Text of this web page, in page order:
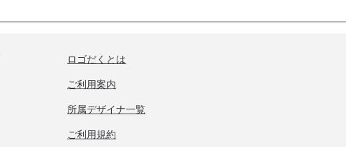
ロゴだくとは
ご利用案内
所属デザイナ一覧
ご利用規約